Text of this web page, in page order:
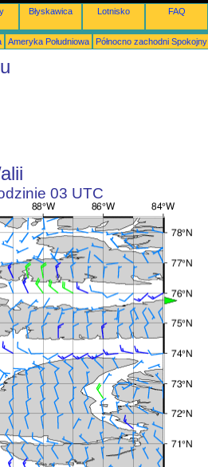
Błyskawica Lotnisko FAQ
Ameryka Południowa Północno zachodni Spokojny
03 UTC